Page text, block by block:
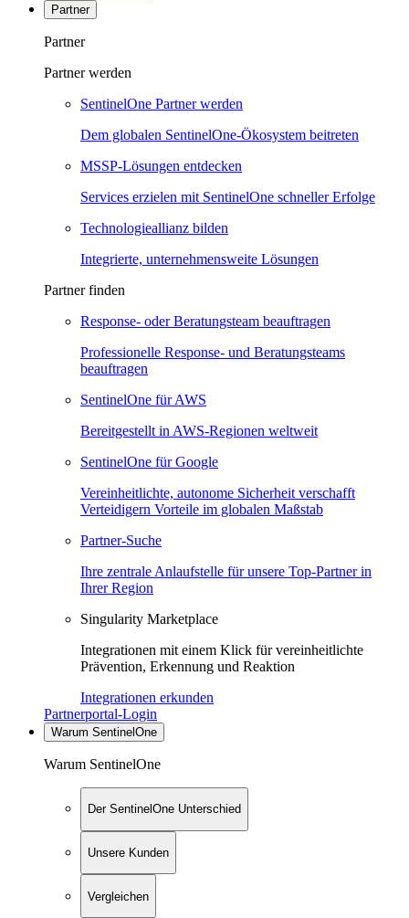
Partner
Partner
Partner werden
SentinelOne Partner werden
Dem globalen SentinelOne-Ökosystem beitreten
MSSP-Lösungen entdecken
Services erzielen mit SentinelOne schneller Erfolge
Technologieallianz bilden
Integrierte, unternehmensweite Lösungen
Partner finden
Response- oder Beratungsteam beauftragen
Professionelle Response- und Beratungsteams
beauftragen
SentinelOne für AWS
Bereitgestellt in AWS-Regionen weltweit
SentinelOne für Google
Vereinheitlichte, autonome Sicherheit verschafft
Verteidigern Vorteile im globalen Maßstab
Partner-Suche
Ihre zentrale Anlaufstelle für unsere Top-Partner in
Ihrer Region
Singularity Marketplace
Integrationen mit einem Klick für vereinheitlichte
Prävention, Erkennung und Reaktion
Integrationen erkunden
Partnerportal-Login
Warum SentinelOne
Warum SentinelOne
Der SentinelOne Unterschied
Unsere Kunden
Vergleichen